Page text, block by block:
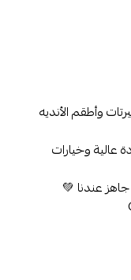
وأطقم الأنديه
عالية وخيارات
عندنا 💚